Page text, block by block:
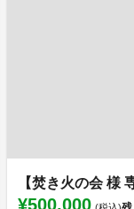
【焚き火の会 様
¥500,000